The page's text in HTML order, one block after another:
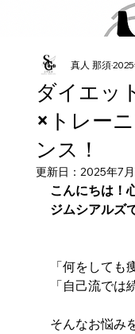
ダイエッ
×トレー
ンス！
真人 那須
更新日： 2025年7
こんにちは！
ジムシアルズ
「何をしても
「自己流では
そんなお悩み